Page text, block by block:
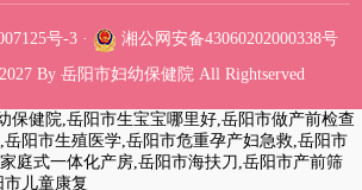
号-3·
湘公网安备43060202000338号
By 岳阳市妇幼保健院 All Rightserved
保健院,岳阳市生宝宝哪里好,岳阳市做产前检查
阳市生殖医学,岳阳市危重孕产妇急救,岳阳市
庭式一体化产房,岳阳市海扶刀,岳阳市产前筛
儿童康复